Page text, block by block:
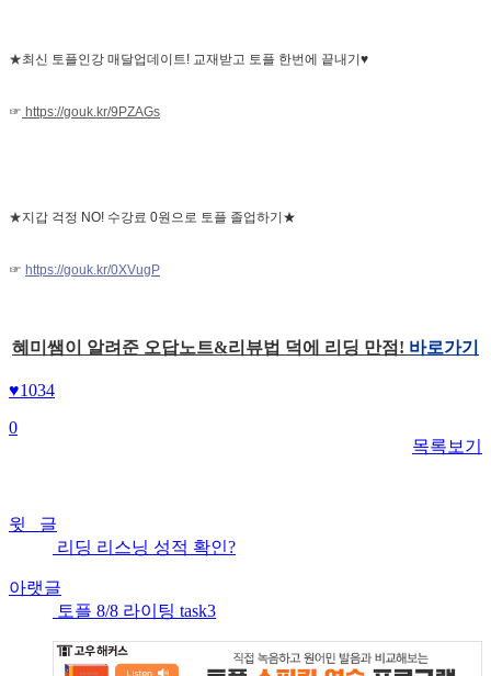
★최신 토플인강 매달업데이트! 교재받고 토플 한번에 끝내기♥
☞ https://gouk.kr/9PZAGs
★지갑 걱정 NO! 수강료 0원으로 토플 졸업하기★
☞ https://gouk.kr/0XVugP
혜미쌤이 알려준 오답노트&리뷰법 덕에 리딩 만점! 바로가기
♥1034
목록보기
0
윗 글
리딩 리스닝 성적 확인?
아랫글
토플 8/8 라이팅 task3